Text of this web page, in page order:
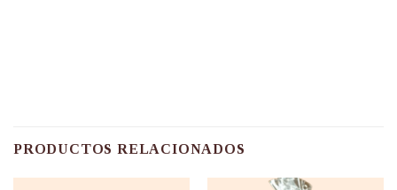
PRODUCTOS RELACIONADOS